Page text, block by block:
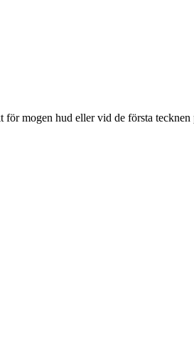
mogen hud eller vid de första tecknen